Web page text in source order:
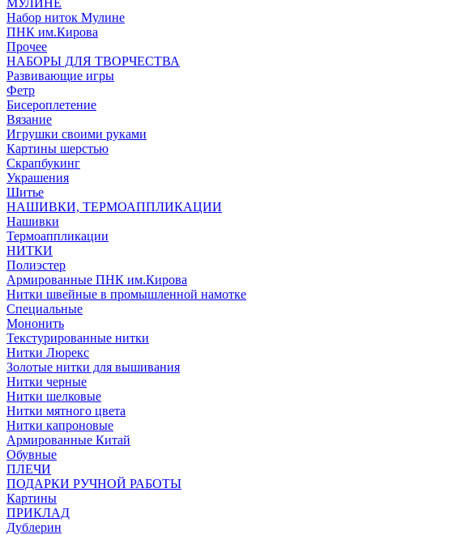
МУЛИНЕ
Набор ниток Мулине
ПНК им.Кирова
Прочее
НАБОРЫ ДЛЯ ТВОРЧЕСТВА
Развивающие игры
Фетр
Бисероплетение
Вязание
Игрушки своими руками
Картины шерстью
Скрапбукинг
Украшения
Шитье
НАШИВКИ, ТЕРМОАППЛИКАЦИИ
Нашивки
Термоаппликации
НИТКИ
Полиэстер
Армированные ПНК им.Кирова
Нитки швейные в промышленной намотке
Специальные
Мононить
Текстурированные нитки
Нитки Люрекс
Золотые нитки для вышивания
Нитки черные
Нитки шелковые
Нитки мятного цвета
Нитки капроновые
Армированные Китай
Обувные
ПЛЕЧИ
ПОДАРКИ РУЧНОЙ РАБОТЫ
Картины
ПРИКЛАД
Дублерин